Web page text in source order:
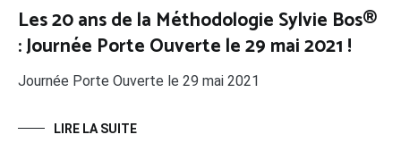
Les 20 ans de la Méthodologie Sylvie Bos®
: Journée Porte Ouverte le 29 mai 2021 !
Journée Porte Ouverte le 29 mai 2021
LIRE LA SUITE